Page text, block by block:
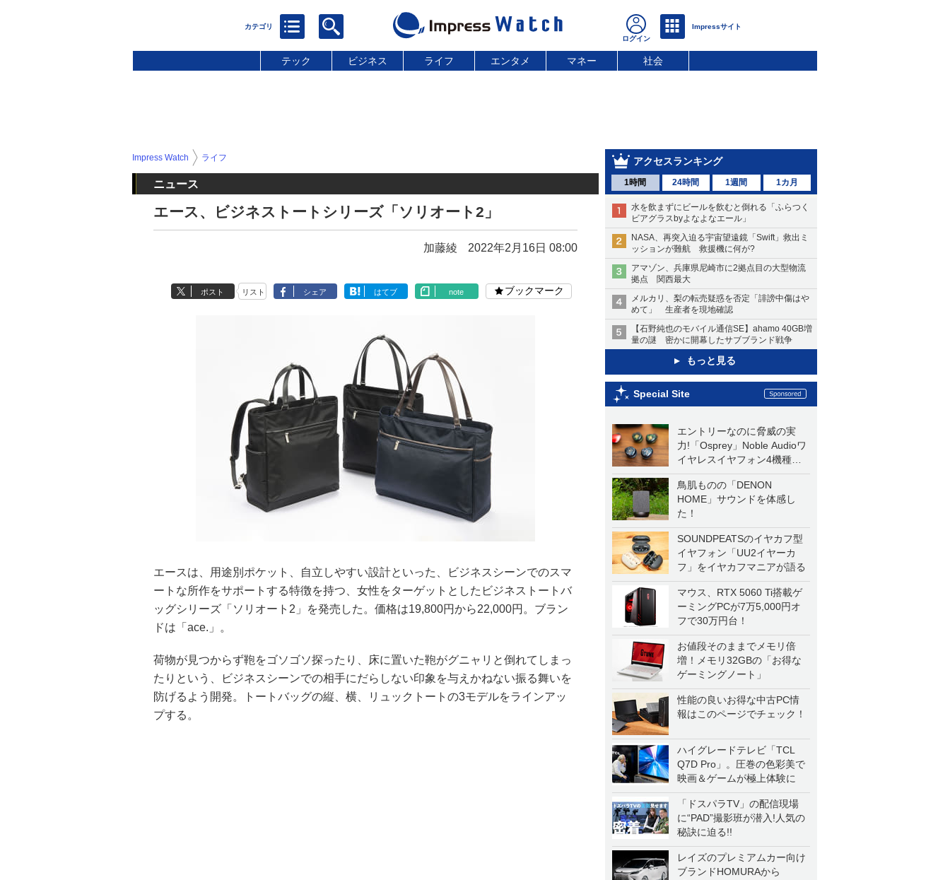
テック ビジネス ライフ エンタメ マネー 社会
アクセスランキング
1時間 24時間 1週間 1カ月
水を飲まずにビールを飲むと倒れる「ふらつく
ビアグラスbyよなよなエール」
NASA、再突入迫る宇宙望遠鏡「Swift」救出ミ
ッションが難航 救援機に何が?
アマゾン、兵庫県尼崎市に2拠点目の大型物流
拠点 関西最大
メルカリ、梨の転売疑惑を否定「誹謗中傷はや
めて」 生産者を現地確認
【石野純也のモバイル通信SE】ahamo 40GB増
量の謎 密かに開幕したサブブランド戦争
もっと見る
Special Site
エントリーなのに脅威の実
力!「Osprey」Noble Audioワ
イヤレスイヤフォン4機種を
一気に聴く
鳥肌ものの「DENON
HOME」サウンドを体感し
た！
SOUNDPEATSのイヤカフ型
イヤフォン「UU2イヤーカ
フ」をイヤカフマニアが語る
マウス、RTX 5060 Ti搭載ゲ
ーミングPCが7万5,000円オ
フで30万円台！
お値段そのままでメモリ倍
増！メモリ32GBの「お得な
ゲーミングノート」
性能の良いお得な中古PC情
報はこのページでチェック！
ハイグレードテレビ「TCL
Q7D Pro」。圧巻の色彩美で
映画＆ゲームが極上体験に
「ドスパラTV」の配信現場
に“PAD”撮影班が潜入!人気の
秘訣に迫る!!
レイズのプレミアムカー向け
ブランドHOMURAから
Impress Watch ライフ
ニュース
エース、ビジネストートシリーズ「ソリオート2」
加藤綾 2022年2月16日 08:00
ポスト リスト シェア はてブ note ブックマーク
エースは、用途別ポケット、自立しやすい設計といった、ビジネスシーンでのスマ
ートな所作をサポートする特徴を持つ、女性をターゲットとしたビジネストートバ
ッグシリーズ「ソリオート2」を発売した。価格は19,800円から22,000円。ブラン
ドは「ace.」。
荷物が見つからず鞄をゴソゴソ探ったり、床に置いた鞄がグニャリと倒れてしまっ
たりという、ビジネスシーンでの相手にだらしない印象を与えかねない振る舞いを
防げるよう開発。トートバッグの縦、横、リュックトートの3モデルをラインアッ
プする。